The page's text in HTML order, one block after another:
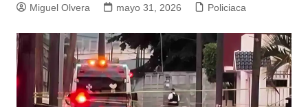
Miguel Olvera mayo 31, 2026 Policiaca